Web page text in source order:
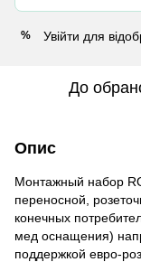
% Увійти для
До
Опис
Монтажный набор
переносной,
конечных
мед оснащения)
поддержкой евро-